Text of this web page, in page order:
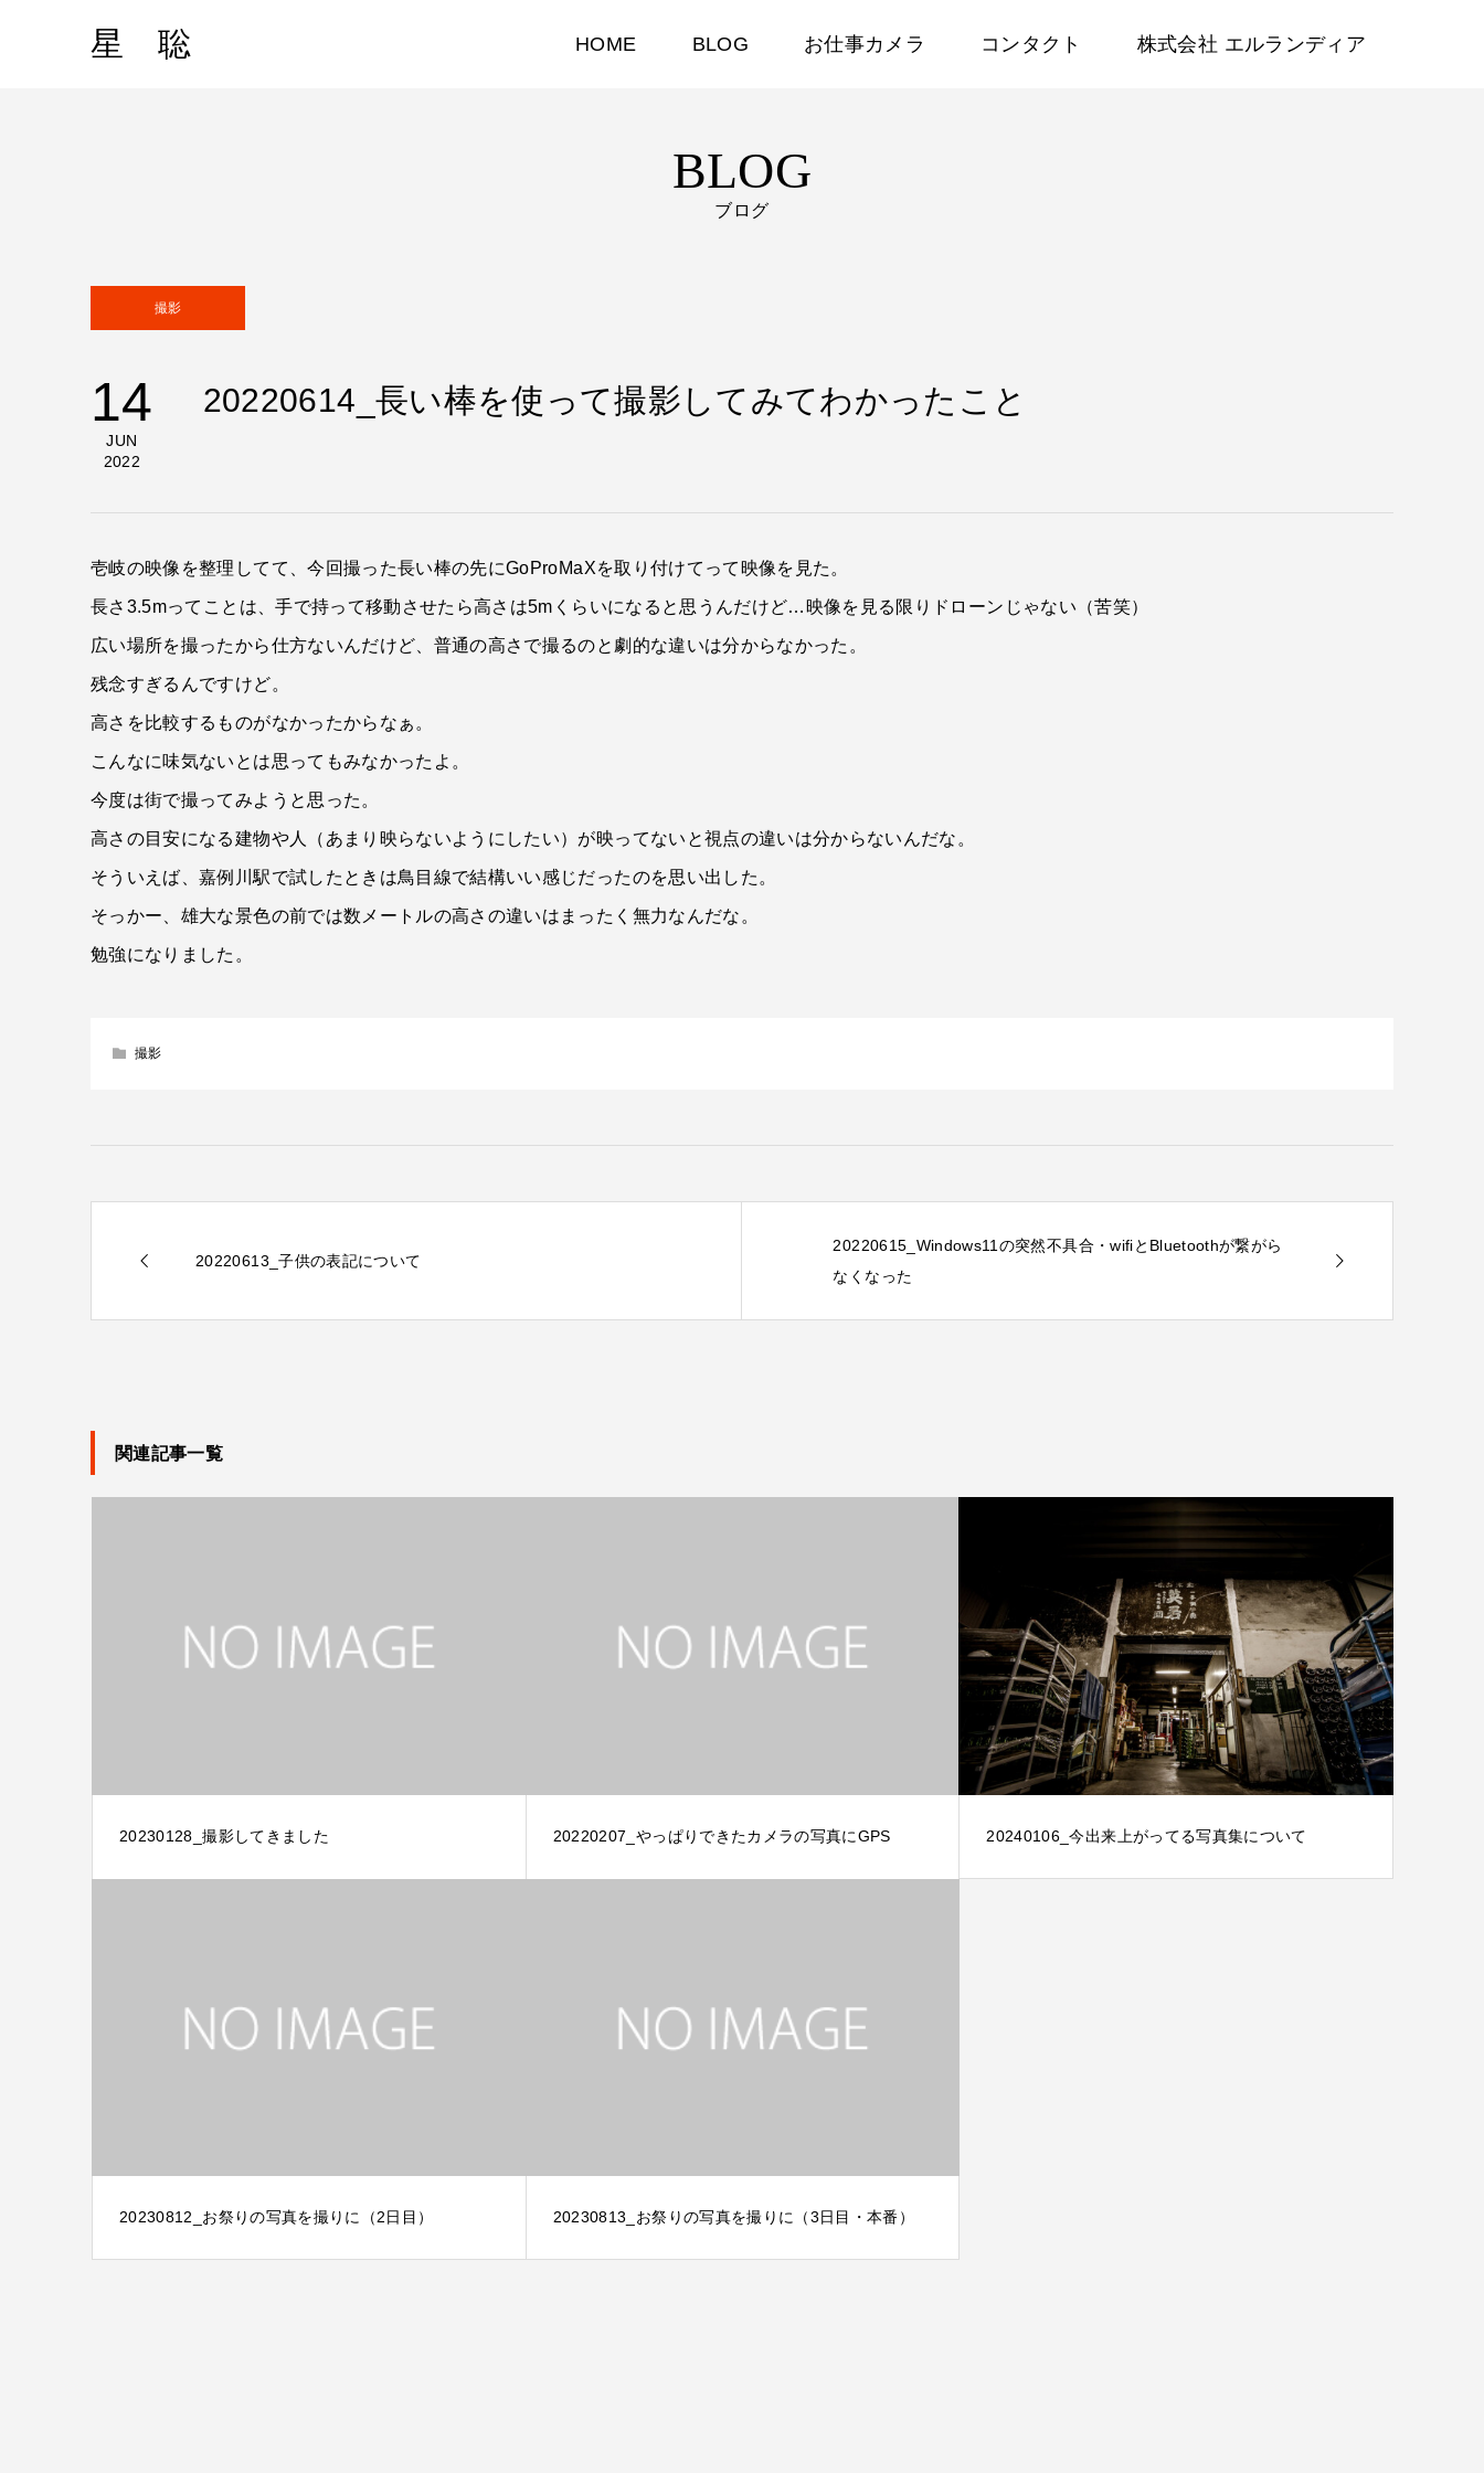
星 聡 HOME BLOG お仕事カメラ コンタクト 株式会社 エルランディア
BLOG
ブログ
撮影
14
JUN
2022
20220614_長い棒を使って撮影してみてわかったこと
壱岐の映像を整理してて、今回撮った長い棒の先にGoProMaXを取り付けてって映像を見た。
長さ3.5mってことは、手で持って移動させたら高さは5mくらいになると思うんだけど…映像を見る限りドローンじゃない（苦笑）
広い場所を撮ったから仕方ないんだけど、普通の高さで撮るのと劇的な違いは分からなかった。
残念すぎるんですけど。
高さを比較するものがなかったからなぁ。
こんなに味気ないとは思ってもみなかったよ。
今度は街で撮ってみようと思った。
高さの目安になる建物や人（あまり映らないようにしたい）が映ってないと視点の違いは分からないんだな。
そういえば、嘉例川駅で試したときは鳥目線で結構いい感じだったのを思い出した。
そっかー、雄大な景色の前では数メートルの高さの違いはまったく無力なんだな。
勉強になりました。
撮影
20220613_子供の表記について
20220615_Windows11の突然不具合・wifiとBluetoothが繋がら
なくなった
関連記事一覧
20230128_撮影してきました 20220207_やっぱりできたカメラの写真にGPS 20240106_今出来上がってる写真集について
20230812_お祭りの写真を撮りに（2日目） 20230813_お祭りの写真を撮りに（3日目・本番）